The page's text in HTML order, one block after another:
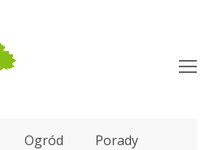
Ogród
Porady